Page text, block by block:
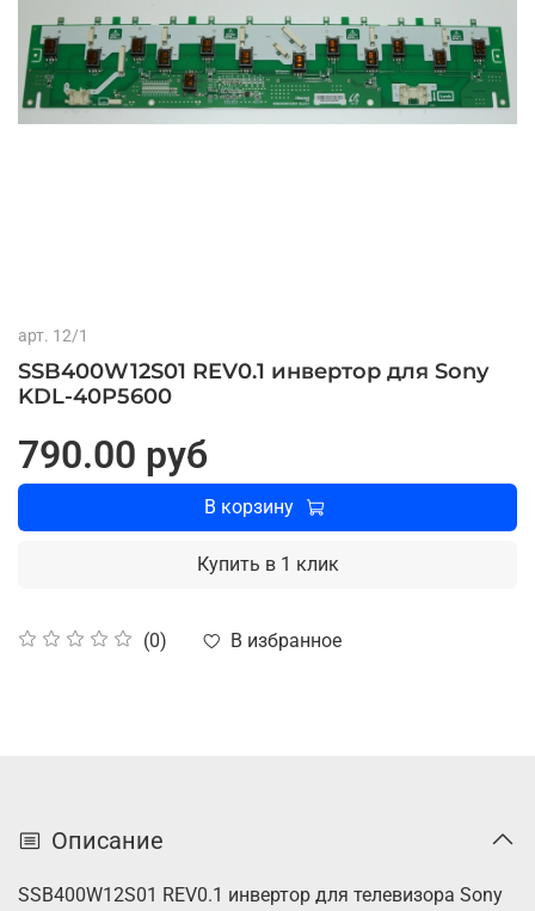
арт. 12/1
SSB400W12S01 REV0.1 инвертор для Sony
KDL-40P5600
(0) В избранное
790.00 руб
В корзину
Купить в 1 клик
Описание
SSB400W12S01 REV0.1 инвертор для телевизора Sony